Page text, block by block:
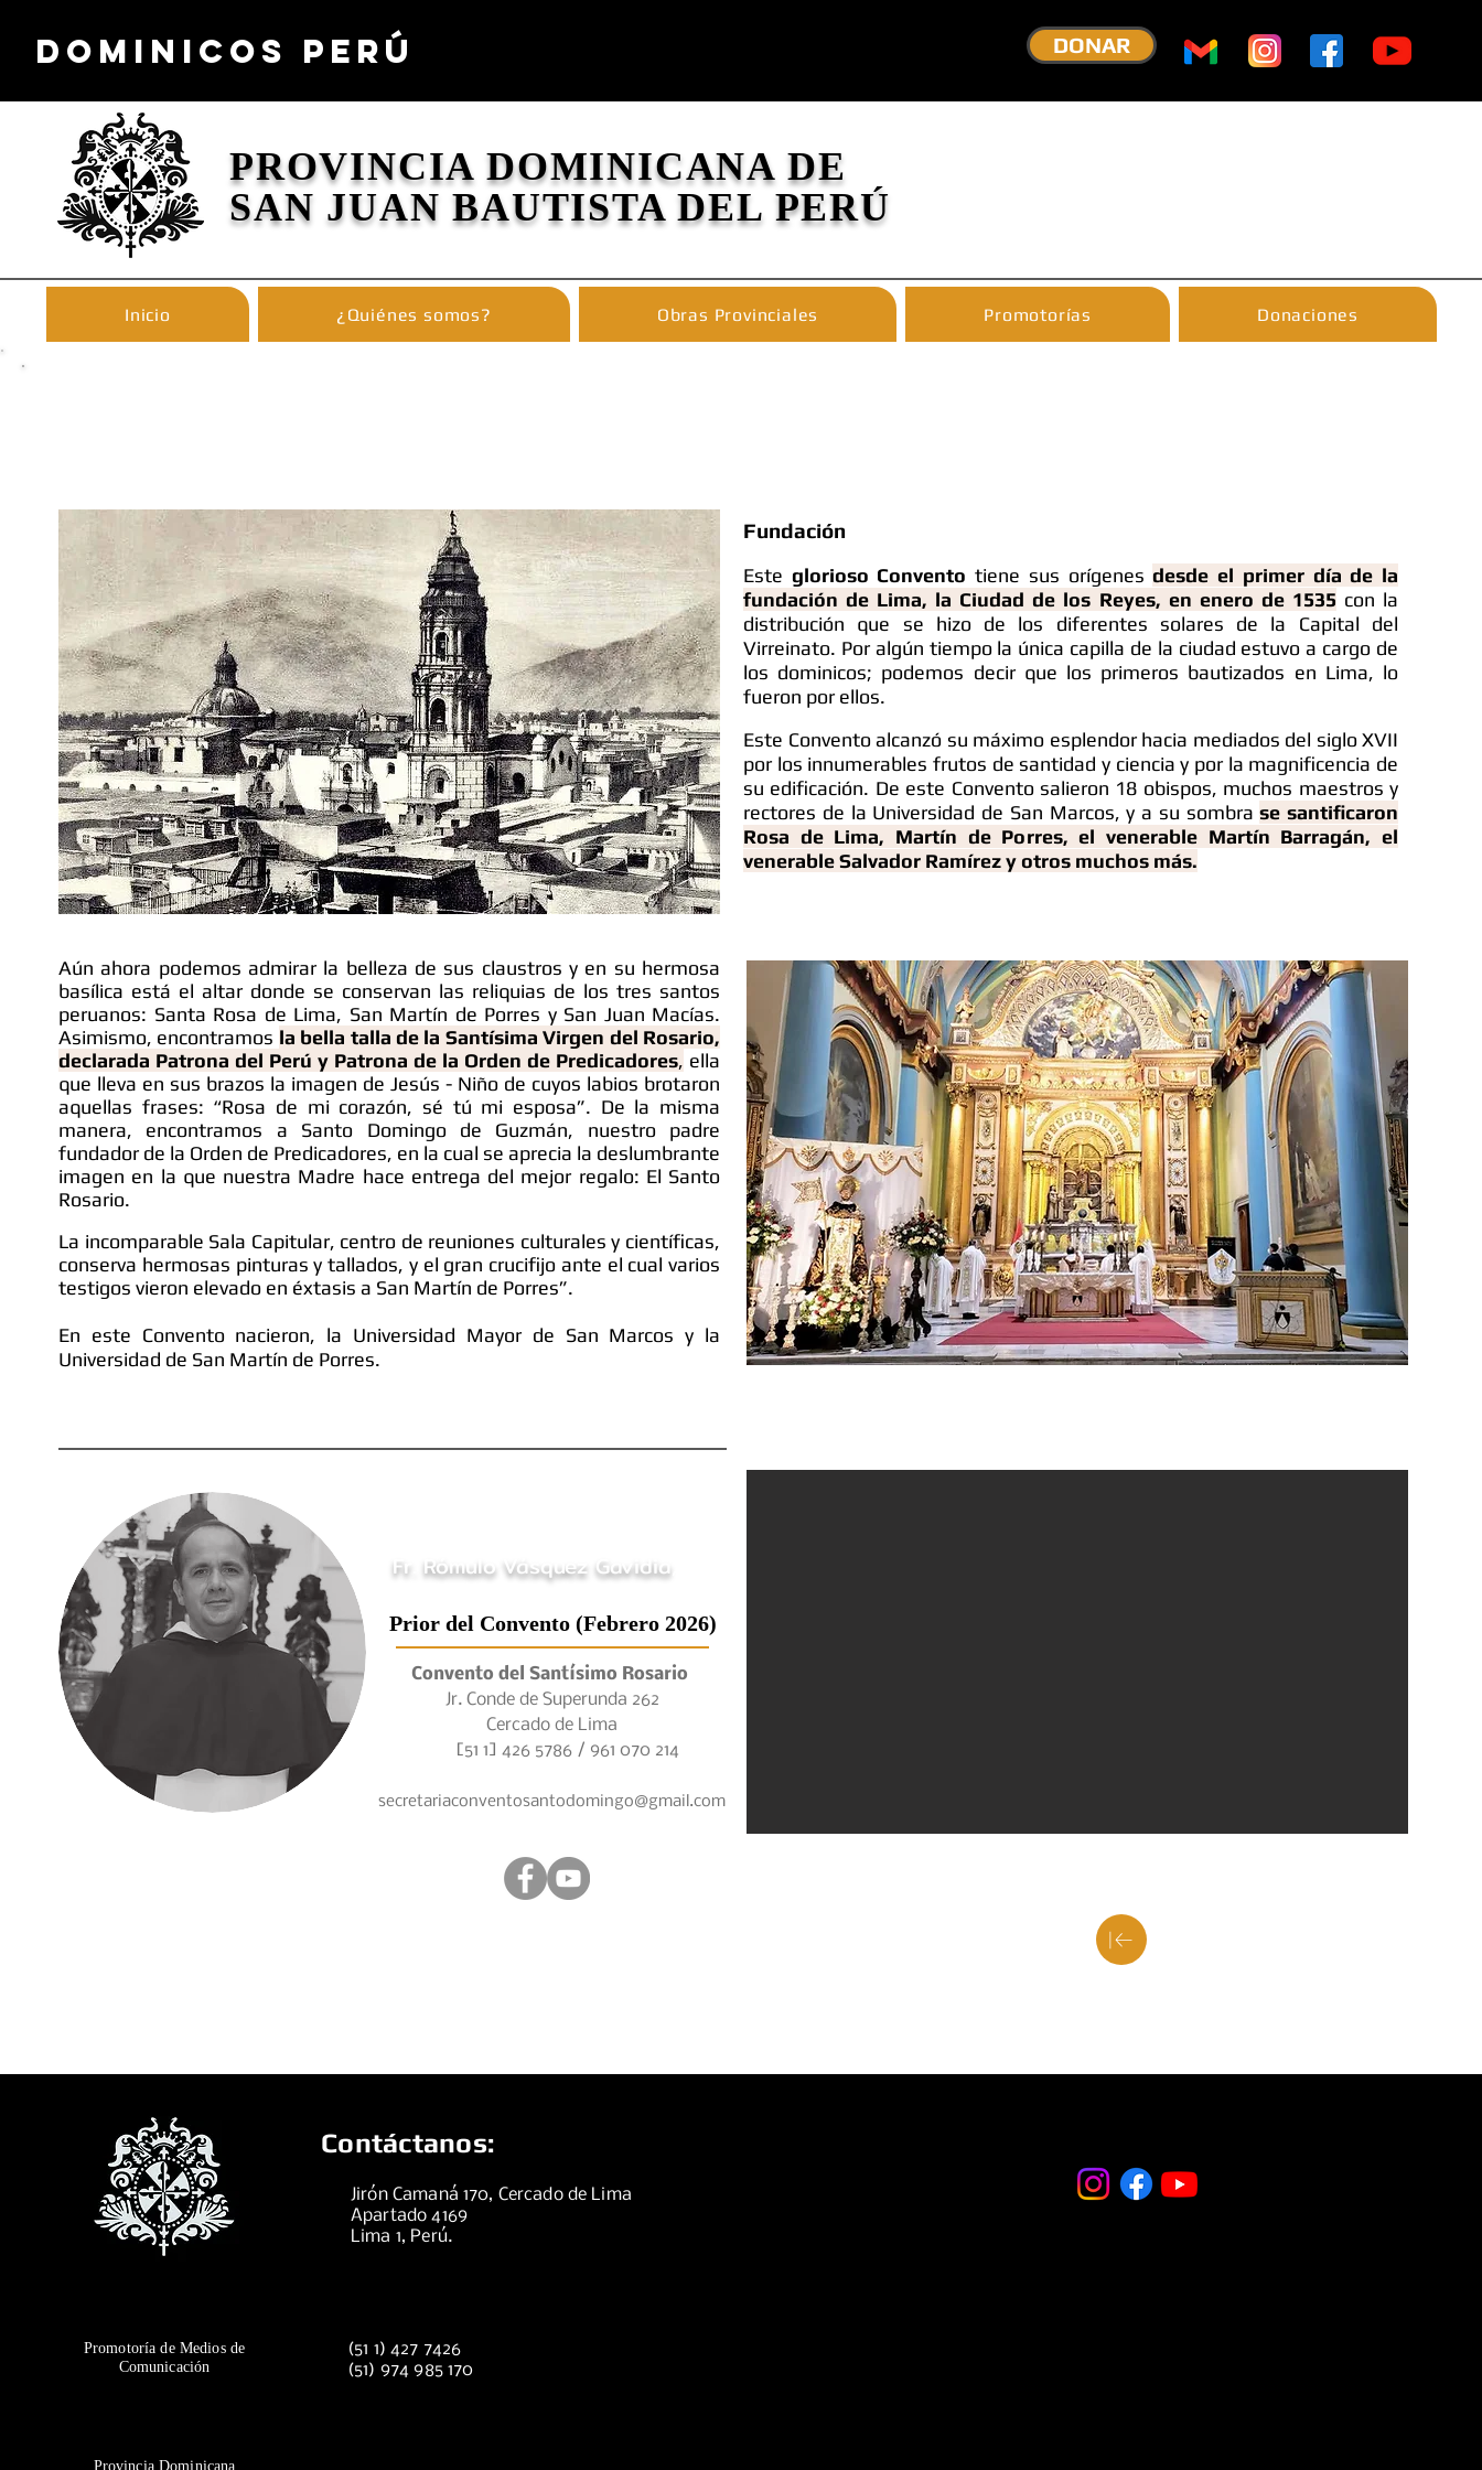
DOMINICOS PERÚ DONAR
PROVINCIA DOMINICANA DE
SAN JUAN BAUTISTA DEL PERÚ
Inicio ¿Quiénes somos? Obras Provinciales Promotorías Donaciones
Fundación
Este glorioso Convento tiene sus orígenesdesde el primer día de la
fundación de Lima, la Ciudad de los Reyes, en enero de 1535 con la
distribución que se hizo de los diferentes solares de la Capital del
Virreinato. Por algún tiempo la única capilla de la ciudad estuvo a cargo de
los dominicos; podemos decir que los primeros bautizados en Lima, lo
fueron por ellos.
Este Convento alcanzó su máximo esplendor hacia mediados del siglo XVII
por los innumerables frutos de santidad y ciencia y por la magnificencia de
su edificación. De este Convento salieron 18 obispos, muchos maestros y
rectores de la Universidad de San Marcos, y a su sombrase santificaron
Rosa de Lima, Martín de Porres, el venerable Martín Barragán, el
venerable Salvador Ramírez y otros muchos más.
Aún ahora podemos admirar la belleza de sus claustros y en su hermosa
basílica está el altar donde se conservan las reliquias de los tres santos
peruanos: Santa Rosa de Lima, San Martín de Porres y San Juan Macías.
Asimismo, encontramos la bella talla de la Santísima Virgen del Rosario,
declarada Patrona del Perú y Patrona de la Orden de Predicadores, ella
que lleva en sus brazos la imagen de Jesús - Niño de cuyos labios brotaron
aquellas frases: “Rosa de mi corazón, sé tú mi esposa”. De la misma
manera, encontramos a Santo Domingo de Guzmán, nuestro padre
fundador de la Orden de Predicadores, en la cual se aprecia la deslumbrante
imagen en la que nuestra Madre hace entrega del mejor regalo: El Santo
Rosario.
La incomparable Sala Capitular, centro de reuniones culturales y científicas,
conserva hermosas pinturas y tallados, y el gran crucifijo ante el cual varios
testigos vieron elevado en éxtasis a San Martín de Porres”.
En este Convento nacieron, la Universidad Mayor de San Marcos y la
Universidad de San Martín de Porres.
Fr. Rómulo Vásquez Gavidia, OP.
Prior del Convento (Febrero 2026)
Convento del Santísimo Rosario
Jr. Conde de Superunda 262
Cercado de Lima
[51 1] 426 5786 / 961 070 214
secretariaconventosantodomingo@gmail.com
Contáctanos:
Jirón Camaná 170, Cercado de Lima
Apartado 4169
Lima 1, Perú.
Promotoría de Medios de
Comunicación
(51 1) 427 7426
(51) 974 985 170
Provincia Dominicana